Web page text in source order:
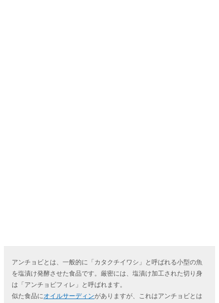
アンチョビとは、一般的に「カタクチイワシ」と呼ばれる小型の魚
を塩漬け発酵させた食品です。厳密には、塩漬け加工された切り身
は「アンチョビフィレ」と呼ばれます。
似た食品にオイルサーディンがありますが、これはアンチョビとは